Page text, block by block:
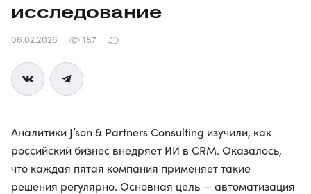
исследование
06.02.2026 187
Аналитики J’son & Partners Consulting изучили, как
российский бизнес внедряет ИИ в CRM. Оказалось,
что каждая пятая компания применяет такие
решения регулярно. Основная цель — автоматизация